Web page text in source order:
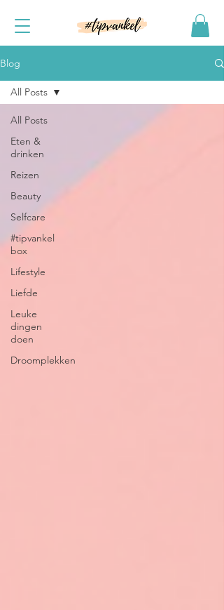
Blog
All Posts
Eten &
drinken
Reizen
Beauty
Selfcare
#tipvankel
box
Lifestyle
Liefde
Leuke
dingen
doen
Droomplekken
All Posts